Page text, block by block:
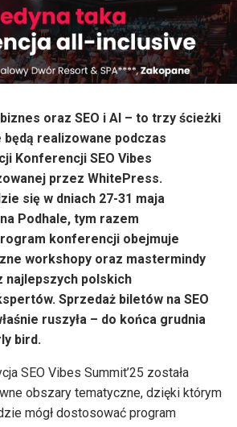
oraz SEO i AI – to trzy ścieżki
realizowane podczas
Konferencji SEO Vibes
przez WhitePress.
się w dniach 27-31 maja
Podhale, tym razem
konferencji obejmuje
workshopy oraz mastermindy
najlepszych polskich
Sprzedaż biletów na SEO
ruszyła – do końca grudnia
bird.
SEO Vibes Summit’25 została
obszary tematyczne, dzięki którym
mógł dostosować program